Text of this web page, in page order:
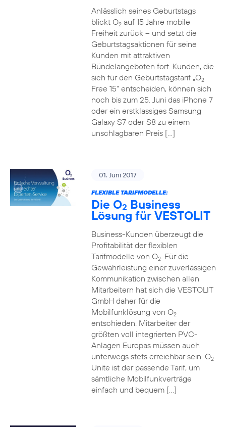
Anlässlich seines Geburtstags
blickt O2auf 15 Jahre mobile
Freiheit zurück – und setzt die
Geburtstagsaktionen für seine
Kunden mit attraktiven
Bündelangeboten fort. Kunden, die
sich für den Geburtstagstarif „O2
Free 15“ entscheiden, können sich
noch bis zum 25. Juni das iPhone 7
oder ein erstklassiges Samsung
Galaxy S7 oder S8 zu einem
unschlagbaren Preis […]
01. Juni 2017
FLEXIBLE TARIFMODELLE:
Die O2 Business
Lösung für VESTOLIT
Business-Kunden überzeugt die
Profitabilität der flexiblen
Tarifmodelle von O2. Für die
Gewährleistung einer zuverlässigen
Kommunikation zwischen allen
Mitarbeitern hat sich die VESTOLIT
GmbH daher für die
Mobilfunklösung von O2
entschieden. Mitarbeiter der
größten voll integrierten PVC-
Anlagen Europas müssen auch
unterwegs stets erreichbar sein. O2
Unite ist der passende Tarif, um
sämtliche Mobilfunkverträge
einfach und bequem […]